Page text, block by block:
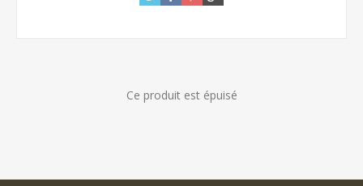
Ce produit est épuisé